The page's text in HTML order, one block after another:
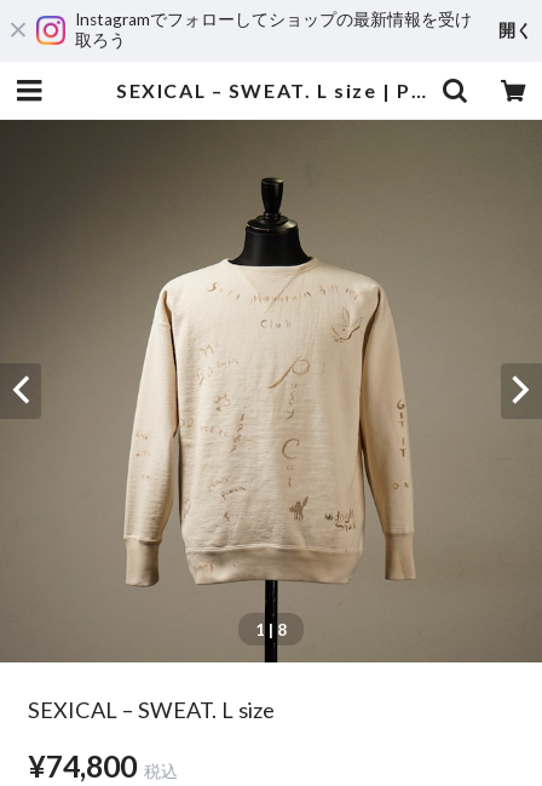
Instagramでフォローしてショップの最新情報を受け
取ろう
開く
SEXICAL – SWEAT. L size | Peanuts&Co
1 | 8
SEXICAL – SWEAT. L size
¥74,800 税込